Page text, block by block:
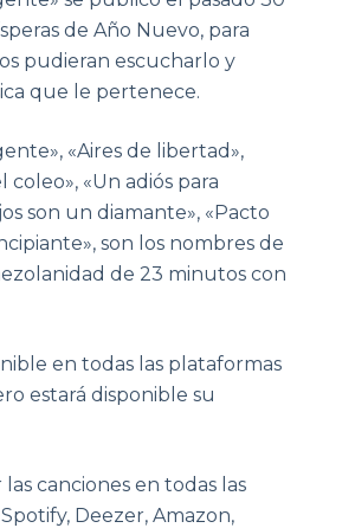
de Año Nuevo, para
pudieran escucharlo y
que le pertenece.
«Aires de libertad»,
«Un adiós para
son un diamante», «Pacto
son los nombres de
de 23 minutos con
en todas las plataformas
estará disponible su
canciones en todas las
Deezer, Amazon,